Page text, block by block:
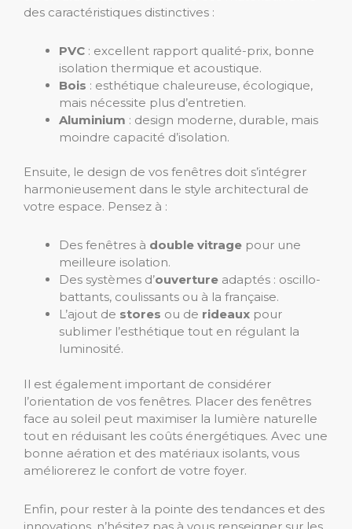
des caractéristiques distinctives :
PVC : excellent rapport qualité-prix, bonne
isolation thermique et acoustique.
Bois : esthétique chaleureuse, écologique,
mais nécessite plus d’entretien.
Aluminium : design moderne, durable, mais
moindre capacité d’isolation.
Ensuite, le design de vos fenêtres doit s’intégrer
harmonieusement dans le style architectural de
votre espace. Pensez à :
Des fenêtres à double vitrage pour une
meilleure isolation.
Des systèmes d’ouverture adaptés : oscillo-
battants, coulissants ou à la française.
L’ajout de stores ou de rideaux pour
sublimer l’esthétique tout en régulant la
luminosité.
Il est également important de considérer
l’orientation de vos fenêtres. Placer des fenêtres
face au soleil peut maximiser la lumière naturelle
tout en réduisant les coûts énergétiques. Avec une
bonne aération et des matériaux isolants, vous
améliorerez le confort de votre foyer.
Enfin, pour rester à la pointe des tendances et des